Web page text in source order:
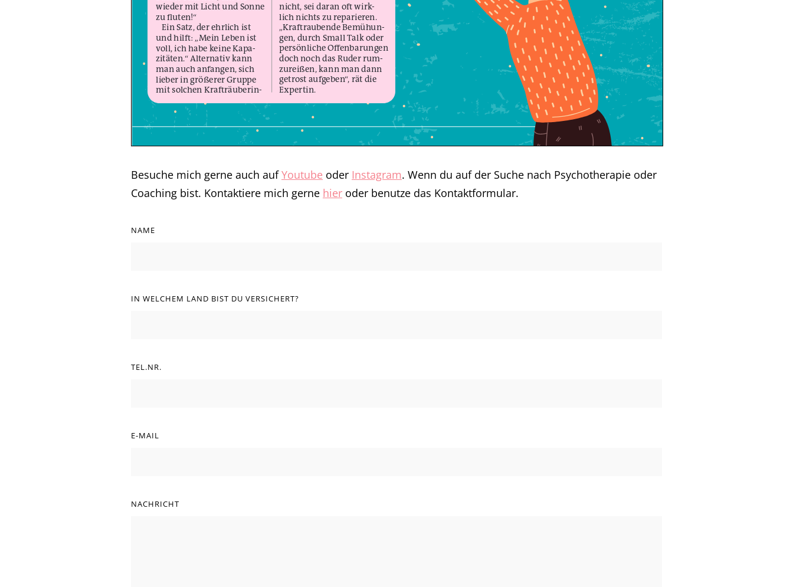
Besuche mich gerne auch aufYoutube oder Instagram. Wenn du auf der Suche nach Psychotherapie oder
Coaching bist. Kontaktiere mich gerne hier oder benutze das Kontaktformular.
NAME
IN WELCHEM LAND BIST DU VERSICHERT?
TEL.NR.
E-MAIL
NACHRICHT